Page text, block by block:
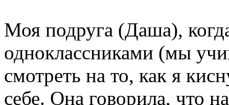
Моя подруга (Даша),
одноклассниками (мы
смотреть на то, как я
себе. Она говорила, что